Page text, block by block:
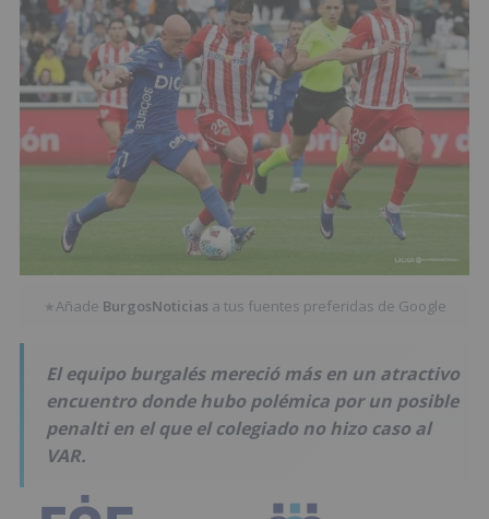
★Añade BurgosNoticias a tus fuentes preferidas de Google
El equipo burgalés mereció más en un atractivo
encuentro donde hubo polémica por un posible
penalti en el que el colegiado no hizo caso al
VAR.